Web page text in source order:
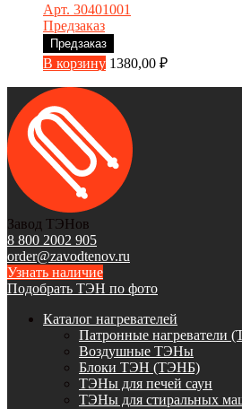
Арт. 30401001
Предзаказ
Предзаказ
В корзину 1380,00 ₽
Завод ТЭНов
8 800 2002 905
order@zavodtenov.ru
Узнать наличие
Подобрать ТЭН по фото
Каталог нагревателей
Патронные нагреватели
Воздушные ТЭНы
Блоки ТЭН (ТЭНБ)
ТЭНы для печей саун
ТЭНы для стиральных